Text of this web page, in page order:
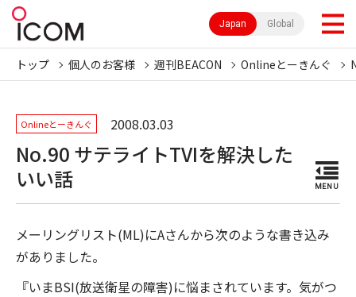
Japan Global
トップ 個人のお客様 週刊BEACON Onlineとーきんぐ
Onlineとーきんぐ 2008.03.03
No.90 サテライトTVIを解決した
いい話
MENU
メーリングリスト(ML)にAさんから次のような書き込み
がありました。
『いまBSI(放送衛星の障害)に悩まされています。気がつ